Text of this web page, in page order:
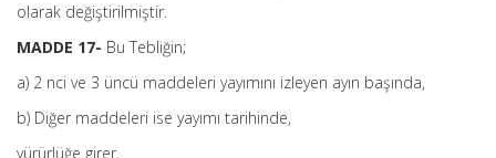
olarak değiştirilmiştir.
MADDE 17- Bu Tebliğin;
a) 2 nci ve 3 üncü maddeleri yayımını izleyen ayın başında,
b) Diğer maddeleri ise yayımı tarihinde,
yürürlüğe girer.